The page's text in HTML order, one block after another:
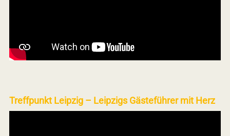
Treffpunkt Leipzig – Leipzigs Gästeführer mit Herz